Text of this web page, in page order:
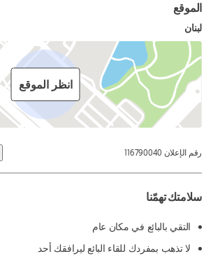
الموقع
لبنان
انظر الموقع
رقم الإعلان 116790040
سلامتك تهمّنا
التقي بالبائع في مكان عام
لا تذهب بمفردك للقاء البائع ليرافقك أحد